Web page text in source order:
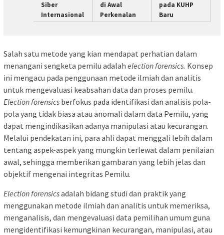
Siber
Internasional
di Awal
Perkenalan
pada KUHP
Baru
Salah satu metode yang kian mendapat perhatian dalam
menangani sengketa pemilu adalah election forensics. Konsep
ini mengacu pada penggunaan metode ilmiah dan analitis
untuk mengevaluasi keabsahan data dan proses pemilu.
Election forensics berfokus pada identifikasi dan analisis pola-
pola yang tidak biasa atau anomali dalam data Pemilu, yang
dapat mengindikasikan adanya manipulasi atau kecurangan.
Melalui pendekatan ini, para ahli dapat menggali lebih dalam
tentang aspek-aspek yang mungkin terlewat dalam penilaian
awal, sehingga memberikan gambaran yang lebih jelas dan
objektif mengenai integritas Pemilu.
Election forensicsadalah bidang studi dan praktik yang
menggunakan metode ilmiah dan analitis untuk memeriksa,
menganalisis, dan mengevaluasi data pemilihan umum guna
mengidentifikasi kemungkinan kecurangan, manipulasi, atau